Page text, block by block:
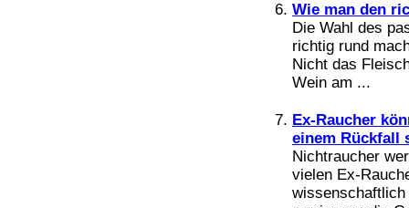
Wie man den
Die Wahl des
richtig rund
Nicht das
Wein am ...
Ex-Raucher
einem Rückfall
Nichtraucher
vielen Ex-
wissenschaftlich